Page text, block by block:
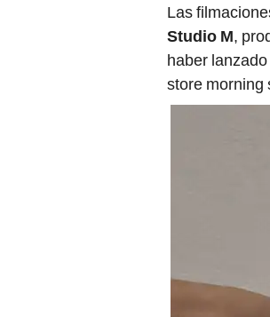
Las
Studio M,
haber
store morning